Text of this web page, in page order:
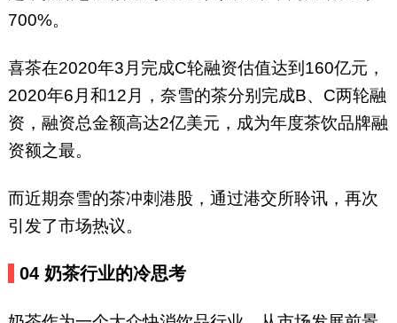
700%。
喜茶在2020年3月完成C轮融资估值达到160亿元，
2020年6月和12月，奈雪的茶分别完成B、C两轮融
资，融资总金额高达2亿美元，成为年度茶饮品牌融
资额之最。
而近期奈雪的茶冲刺港股，通过港交所聆讯，再次
引发了市场热议。
04 奶茶行业的冷思考